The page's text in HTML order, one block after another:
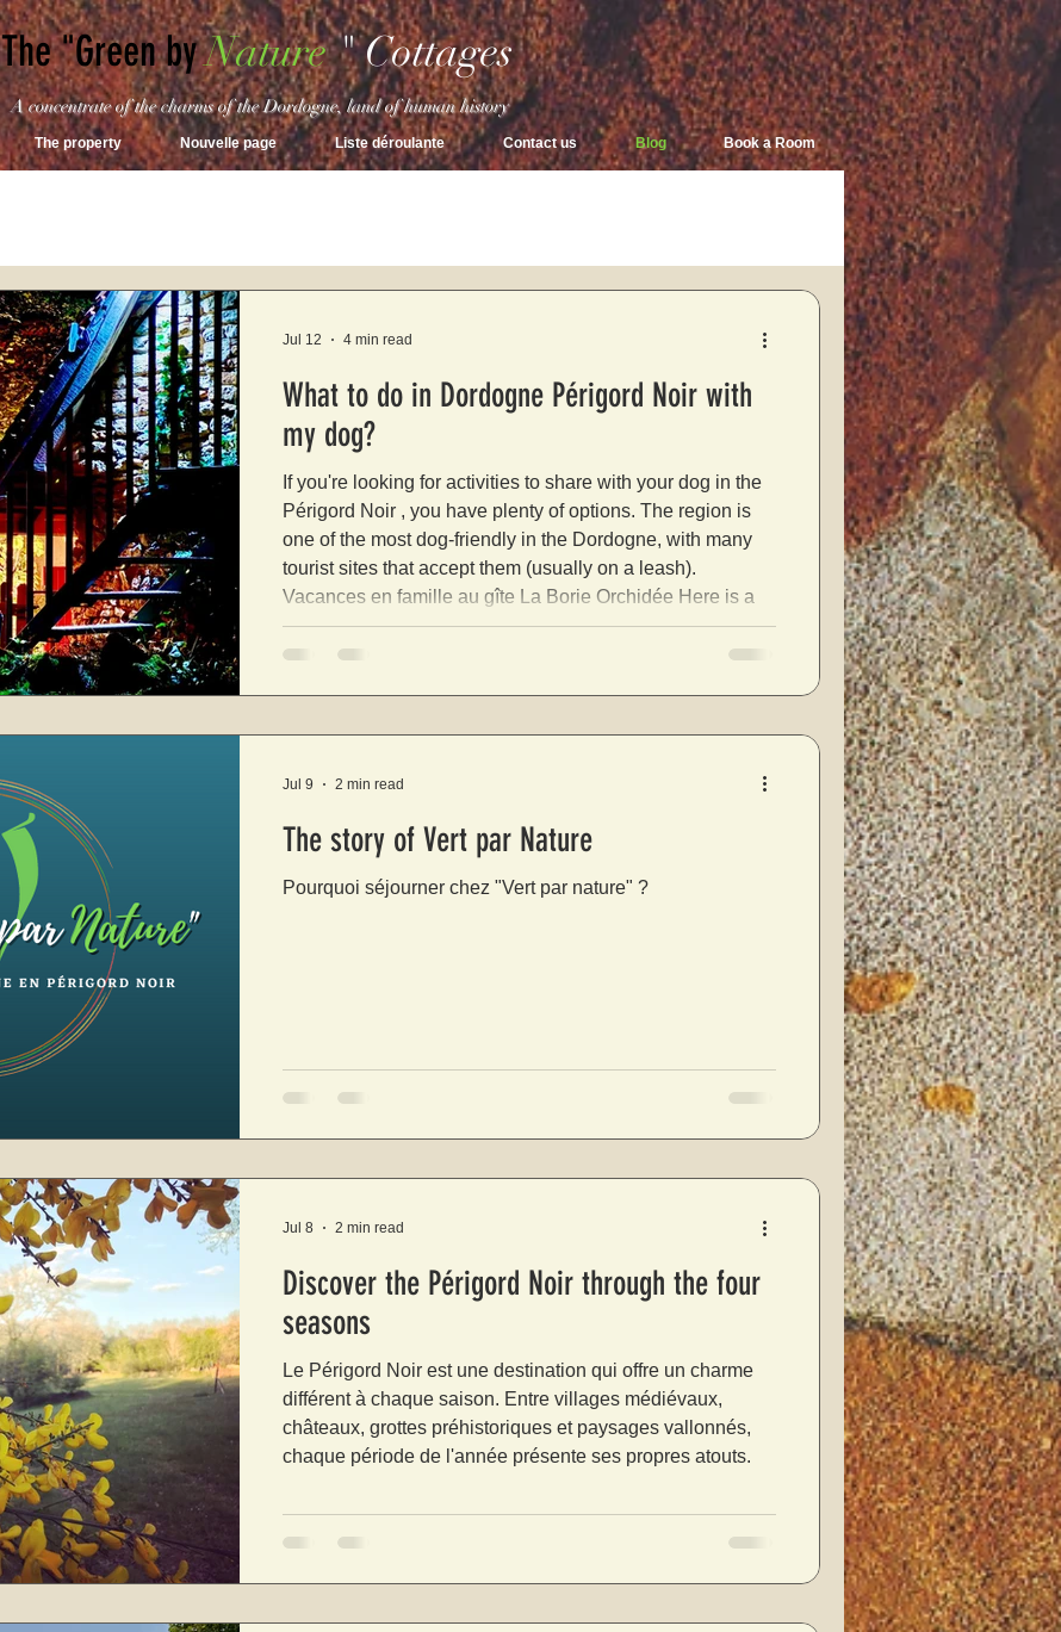
The "Green byNature"Cottages
A concentrate of the charms of the Dordogne, land of human history
The property Nouvelle page Liste déroulante Contact us Blog Book a Room
What to do in Dordogne Périgord Noir with
my dog?
If you're looking for activities to share with your dog in the
Périgord Noir , you have plenty of options. The region is
one of the most dog-friendly in the Dordogne, with many
tourist sites that accept them (usually on a leash).
Vacances en famille au gîte La Borie Orchidée Here is a
suggestion " With my dog in Dordogne Périgord Noir" but
you will find further down in the article a wider selection by
Jul 12 4 min read
The story of Vert par Nature
​Pourquoi séjourner chez "Vert par nature" ?
Jul 9 2 min read
Discover the Périgord Noir through the four
seasons
Le Périgord Noir est une destination qui offre un charme
différent à chaque saison. Entre villages médiévaux,
châteaux, grottes préhistoriques et paysages vallonnés,
chaque période de l'année présente ses propres atouts.
Jul 8 2 min read